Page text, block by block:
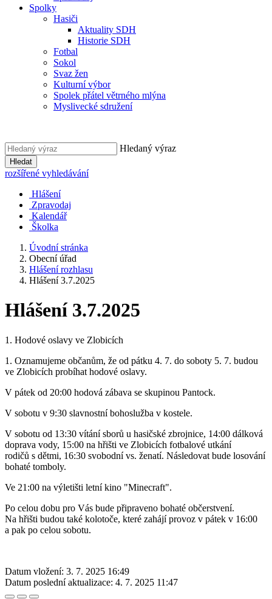
Spolky
Hasiči
Aktuality SDH
Historie SDH
Fotbal
Sokol
Svaz žen
Kulturní výbor
Spolek přátel větrného mlýna
Myslivecké sdružení
Hledaný výraz
Hledat
rozšířené vyhledávání
Hlášení
Zpravodaj
Kalendář
Školka
Úvodní stránka
Obecní úřad
Hlášení rozhlasu
Hlášení 3.7.2025
Hlášení 3.7.2025
1. Hodové oslavy ve Zlobicích
1. Oznamujeme občanům, že od pátku 4. 7. do soboty 5. 7. budou
ve Zlobicích probíhat hodové oslavy.
V pátek od 20:00 hodová zábava se skupinou Pantock.
V sobotu v 9:30 slavnostní bohoslužba v kostele.
V sobotu od 13:30 vítání sborů u hasičské zbrojnice, 14:00 dálková
doprava vody, 15:00 na hřišti ve Zlobicích fotbalové utkání
rodičů s dětmi, 16:30 svobodní vs. ženatí. Následovat bude losování
bohaté tomboly.
Ve 21:00 na výletišti letní kino "Minecraft".
Po celou dobu pro Vás bude připraveno bohaté občerstvení.
Na hřišti budou také kolotoče, které zahájí provoz v pátek v 16:00
a pak po celou sobotu.
Datum vložení: 3. 7. 2025 16:49
Datum poslední aktualizace: 4. 7. 2025 11:47